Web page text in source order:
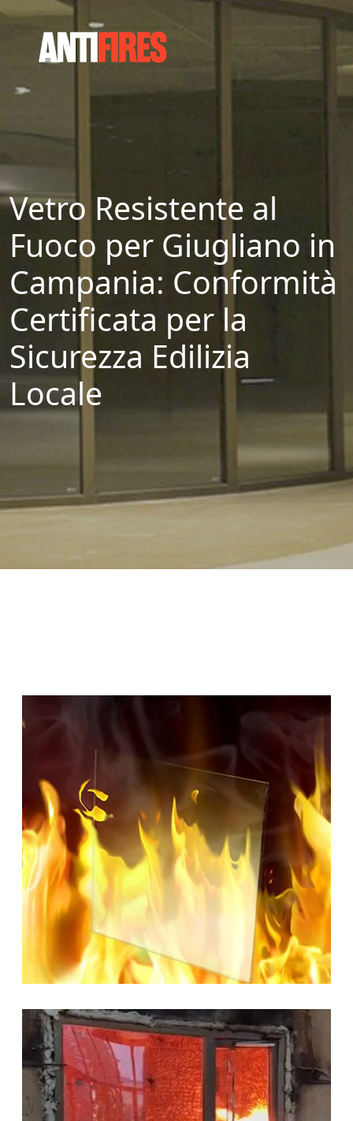
Vetro Resistente al
Fuoco per Giugliano in
Campania: Conformità
Certificata per la
Sicurezza Edilizia
Locale